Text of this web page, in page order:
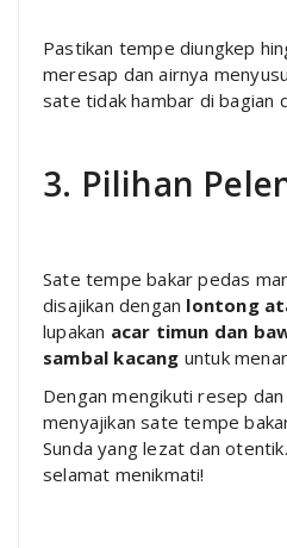
Pastikan tempe diungkep
meresap dan airnya
sate tidak hambar di bagian
3. Pilihan
Sate tempe bakar pedas
disajikan dengan lontong
lupakan acar timun dan
sambal kacang untuk
Dengan mengikuti resep
menyajikan sate tempe
Sunda yang lezat dan
selamat menikmati!